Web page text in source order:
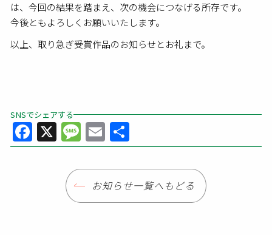
は、今回の結果を踏まえ、次の機会につなげる所存です。
今後ともよろしくお願いいたします。
以上、取り急ぎ受賞作品のお知らせとお礼まで。
SNSでシェアする
Facebook
X Message
Email
有
お知らせ一覧へもどる